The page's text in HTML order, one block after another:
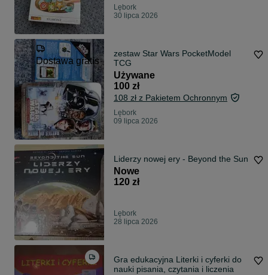
Lębork
30 lipca 2026
Dostawa gratis
zestaw Star Wars PocketModel
TCG
Używane
100 zł
108 zł z Pakietem Ochronnym
Lębork
09 lipca 2026
Liderzy nowej ery - Beyond the Sun
Nowe
120 zł
Lębork
28 lipca 2026
Gra edukacyjna Literki i cyferki do
nauki pisania, czytania i liczenia